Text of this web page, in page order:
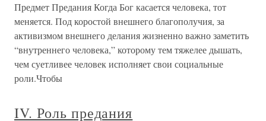
Предмет Предания Когда Бог касается человека, тот
меняется. Под коростой внешнего благополучия, за
активизмом внешнего делания жизненно важно заметить
“внутреннего человека,” которому тем тяжелее дышать,
чем суетливее человек исполняет свои социальные
роли.Чтобы
IV. Роль предания